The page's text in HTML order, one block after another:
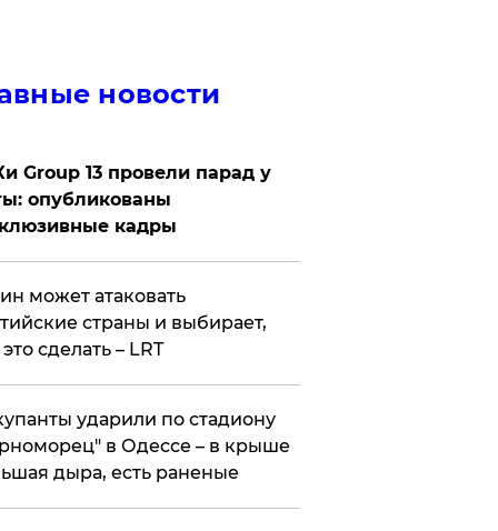
новости
Group 13 провели парад у
опубликованы
кадры
может атаковать
страны и выбирает,
сделать – LRT
ударили по стадиону
в Одессе – в крыше
дыра, есть раненые